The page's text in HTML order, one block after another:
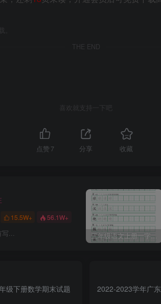
THE END
喜欢就支持一下吧
点赞 7 分享 收藏
15.5W+ 56.1W+
写... 三年级语文上册一字三描红写字表字帖
级下册数学期末试题
2022-2023学年广